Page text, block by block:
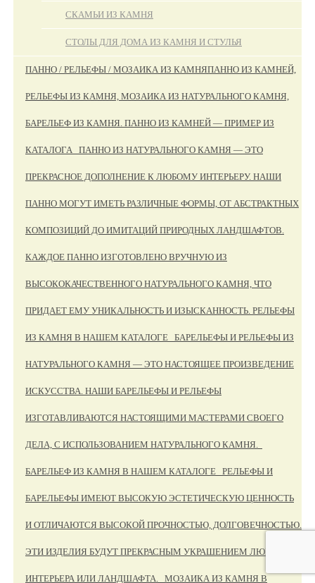
СКАМЬИ ИЗ КАМНЯ
СТОЛЫ ДЛЯ ДОМА ИЗ КАМНЯ И СТУЛЬЯ
ПАННО / РЕЛЬЕФЫ / МОЗАИКА ИЗ КАМНЯПАННО ИЗ КАМНЕЙ,
РЕЛЬЕФЫ ИЗ КАМНЯ, МОЗАИКА ИЗ НАТУРАЛЬНОГО КАМНЯ,
БАРЕЛЬЕФ ИЗ КАМНЯ. ПАННО ИЗ КАМНЕЙ — ПРИМЕР ИЗ
КАТАЛОГА ПАННО ИЗ НАТУРАЛЬНОГО КАМНЯ — ЭТО
ПРЕКРАСНОЕ ДОПОЛНЕНИЕ К ЛЮБОМУ ИНТЕРЬЕРУ. НАШИ
ПАННО МОГУТ ИМЕТЬ РАЗЛИЧНЫЕ ФОРМЫ, ОТ АБСТРАКТНЫХ
КОМПОЗИЦИЙ ДО ИМИТАЦИЙ ПРИРОДНЫХ ЛАНДШАФТОВ.
КАЖДОЕ ПАННО ИЗГОТОВЛЕНО ВРУЧНУЮ ИЗ
ВЫСОКОКАЧЕСТВЕННОГО НАТУРАЛЬНОГО КАМНЯ, ЧТО
ПРИДАЕТ ЕМУ УНИКАЛЬНОСТЬ И ИЗЫСКАННОСТЬ. РЕЛЬЕФЫ
ИЗ КАМНЯ В НАШЕМ КАТАЛОГЕ БАРЕЛЬЕФЫ И РЕЛЬЕФЫ ИЗ
НАТУРАЛЬНОГО КАМНЯ — ЭТО НАСТОЯЩЕЕ ПРОИЗВЕДЕНИЕ
ИСКУССТВА. НАШИ БАРЕЛЬЕФЫ И РЕЛЬЕФЫ
ИЗГОТАВЛИВАЮТСЯ НАСТОЯЩИМИ МАСТЕРАМИ СВОЕГО
ДЕЛА, С ИСПОЛЬЗОВАНИЕМ НАТУРАЛЬНОГО КАМНЯ.
БАРЕЛЬЕФ ИЗ КАМНЯ В НАШЕМ КАТАЛОГЕ РЕЛЬЕФЫ И
БАРЕЛЬЕФЫ ИМЕЮТ ВЫСОКУЮ ЭСТЕТИЧЕСКУЮ ЦЕННОСТЬ
И ОТЛИЧАЮТСЯ ВЫСОКОЙ ПРОЧНОСТЬЮ, ДОЛГОВЕЧНОСТЬЮ.
ЭТИ ИЗДЕЛИЯ БУДУТ ПРЕКРАСНЫМ УКРАШЕНИЕМ ЛЮБОГО
ИНТЕРЬЕРА ИЛИ ЛАНДШАФТА. МОЗАИКА ИЗ КАМНЯ В